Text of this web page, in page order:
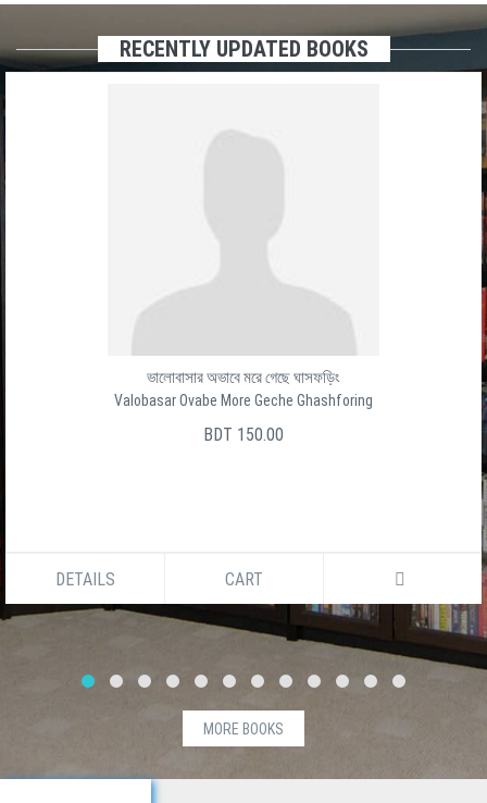
RECENTLY UPDATED BOOKS
ভালোবাসার অভাবে মরে গেছে ঘাসফড়িং
Valobasar Ovabe More Geche Ghashforing
BDT 150.00
DETAILS CART
MORE BOOKS